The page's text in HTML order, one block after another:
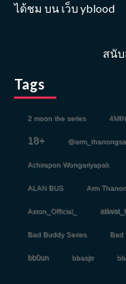
ได้ชม บน เว็บ yblood
สนั
Tags
2 moon the series
18+
Achirapon Wongariyapak
ALAN BUS Arm
Aston_Official_
Bad Buddy Series Bad
bb0un bbasjtr